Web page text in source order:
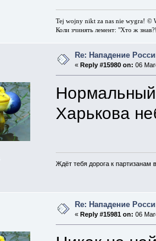
Tej wojny nikt za nas nie wygra! ©
Коли зчинять лемент: "Хто ж
Re: Нападение
«Reply #15980 on: 06
Нормальный
Харькова
Ждёт тебя дорога к партизанам
Re: Нападение
«Reply #15981 on: 06